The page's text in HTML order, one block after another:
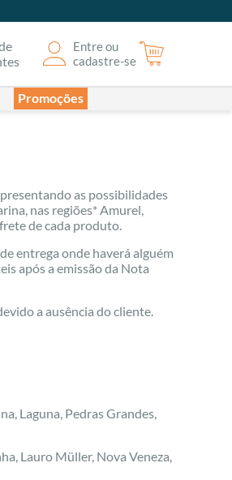
Entre ou
cadastre-se
Promoções
as possibilidades
nas regiões* Amurel,
de cada produto.
entrega onde haverá alguém
após a emissão da Nota
a ausência do cliente.
Laguna, Pedras Grandes,
Lauro Müller, Nova Veneza,